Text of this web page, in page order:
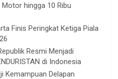
hingga 10 Ribu
Finis Peringkat Ketiga Piala
Resmi Menjadi
di Indonesia
Kemampuan Delapan